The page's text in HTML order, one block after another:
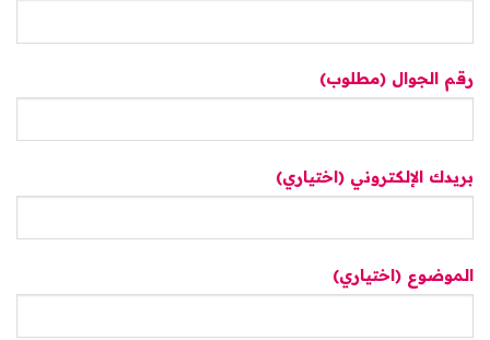
رقم الجوال (مطلوب)
بريدك الإلكتروني (اختياري)
الموضوع (اختياري)